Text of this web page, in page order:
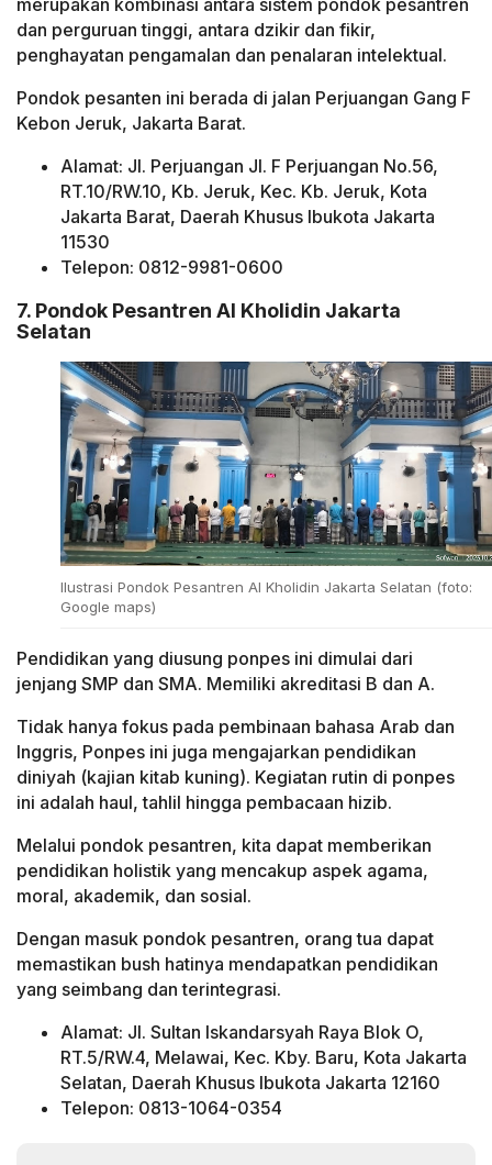
dan perguruan tinggi, antara dzikir dan fikir,
penghayatan pengamalan dan penalaran intelektual.
Pondok pesanten ini berada di jalan Perjuangan Gang F
Kebon Jeruk, Jakarta Barat.
Alamat: Jl. Perjuangan Jl. F Perjuangan No.56,
RT.10/RW.10, Kb. Jeruk, Kec. Kb. Jeruk, Kota
Jakarta Barat, Daerah Khusus Ibukota Jakarta
11530
Telepon: 0812-9981-0600
7. Pondok Pesantren Al Kholidin Jakarta
Selatan
Ilustrasi Pondok Pesantren Al Kholidin Jakarta Selatan (foto:
Google maps)
Pendidikan yang diusung ponpes ini dimulai dari
jenjang SMP dan SMA. Memiliki akreditasi B dan A.
Tidak hanya fokus pada pembinaan bahasa Arab dan
Inggris, Ponpes ini juga mengajarkan pendidikan
diniyah (kajian kitab kuning). Kegiatan rutin di ponpes
ini adalah haul, tahlil hingga pembacaan hizib.
Melalui pondok pesantren, kita dapat memberikan
pendidikan holistik yang mencakup aspek agama,
moral, akademik, dan sosial.
Dengan masuk pondok pesantren, orang tua dapat
memastikan bush hatinya mendapatkan pendidikan
yang seimbang dan terintegrasi.
Alamat: Jl. Sultan Iskandarsyah Raya Blok O,
RT.5/RW.4, Melawai, Kec. Kby. Baru, Kota Jakarta
Selatan, Daerah Khusus Ibukota Jakarta 12160
Telepon: 0813-1064-0354